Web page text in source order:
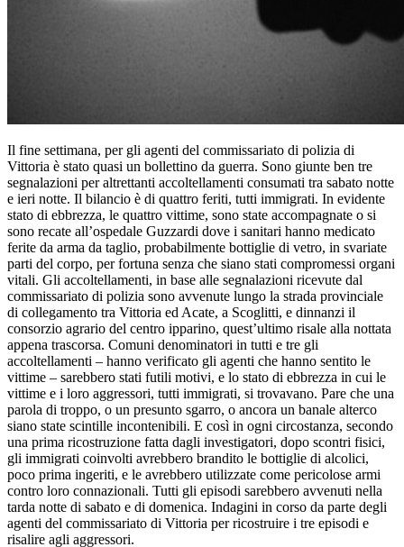
Il fine settimana, per gli agenti del commissariato di polizia di
Vittoria è stato quasi un bollettino da guerra. Sono giunte ben tre
segnalazioni per altrettanti accoltellamenti consumati tra sabato notte
e ieri notte. Il bilancio è di quattro feriti, tutti immigrati. In evidente
stato di ebbrezza, le quattro vittime, sono state accompagnate o si
sono recate all’ospedale Guzzardi dove i sanitari hanno medicato
ferite da arma da taglio, probabilmente bottiglie di vetro, in svariate
parti del corpo, per fortuna senza che siano stati compromessi organi
vitali. Gli accoltellamenti, in base alle segnalazioni ricevute dal
commissariato di polizia sono avvenute lungo la strada provinciale
di collegamento tra Vittoria ed Acate, a Scoglitti, e dinnanzi il
consorzio agrario del centro ipparino, quest’ultimo risale alla nottata
appena trascorsa. Comuni denominatori in tutti e tre gli
accoltellamenti – hanno verificato gli agenti che hanno sentito le
vittime – sarebbero stati futili motivi, e lo stato di ebbrezza in cui le
vittime e i loro aggressori, tutti immigrati, si trovavano. Pare che una
parola di troppo, o un presunto sgarro, o ancora un banale alterco
siano state scintille incontenibili. E così in ogni circostanza, secondo
una prima ricostruzione fatta dagli investigatori, dopo scontri fisici,
gli immigrati coinvolti avrebbero brandito le bottiglie di alcolici,
poco prima ingeriti, e le avrebbero utilizzate come pericolose armi
contro loro connazionali. Tutti gli episodi sarebbero avvenuti nella
tarda notte di sabato e di domenica. Indagini in corso da parte degli
agenti del commissariato di Vittoria per ricostruire i tre episodi e
risalire agli aggressori.